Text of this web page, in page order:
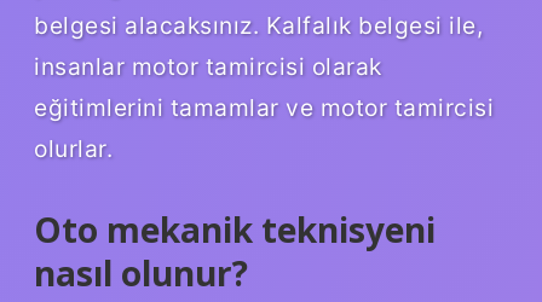
belgesi alacaksınız. Kalfalık belgesi ile,
insanlar motor tamircisi olarak
eğitimlerini tamamlar ve motor tamircisi
olurlar.
Oto mekanik teknisyeni
nasıl olunur?